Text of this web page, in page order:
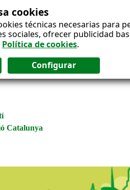
cookies
técnicas necesarias
sociales, ofrecer publicidad
Política de cookies.
Catalunya